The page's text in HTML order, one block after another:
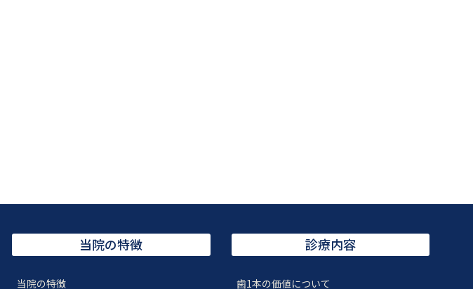
当院の特徴
当院の特徴
診療内容
歯1本の価値について